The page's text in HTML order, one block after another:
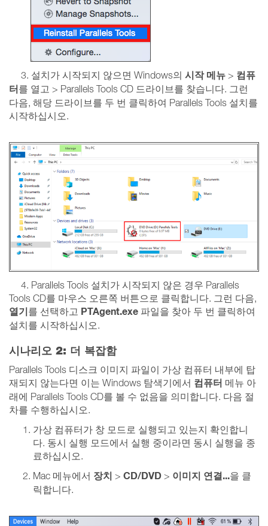
3. 설치가 시작되지 않으면 Windows의 시작 메뉴 > 컴퓨
터를 열고 > Parallels Tools CD 드라이브를 찾습니다. 그런
다음, 해당 드라이브를 두 번 클릭하여 Parallels Tools 설치를
시작하십시오.
4. Parallels Tools 설치가 시작되지 않은 경우 Parallels
Tools CD를 마우스 오른쪽 버튼으로 클릭합니다. 그런 다음,
열기를 선택하고 PTAgent.exe 파일을 찾아 두 번 클릭하여
설치를 시작하십시오.
시나리오 2: 더 복잡함
Parallels Tools 디스크 이미지 파일이 가상 컴퓨터 내부에 탑
재되지 않는다면 이는 Windows 탐색기에서 컴퓨터 메뉴 아
래에 Parallels Tools CD를 볼 수 없음을 의미합니다. 다음 절
차를 수행하십시오.
가상 컴퓨터가 창 모드로 실행되고 있는지 확인합니
다. 동시 실행 모드에서 실행 중이라면 동시 실행을 종
료하십시오.
Mac 메뉴에서 장치 > CD/DVD > 이미지 연결...을 클
릭합니다.